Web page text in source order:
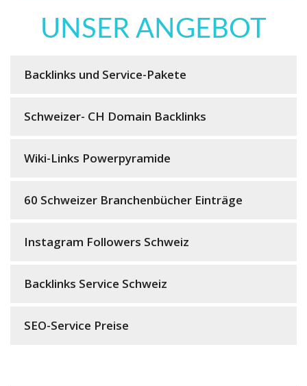
UNSER ANGEBOT
Backlinks und Service-Pakete
Schweizer- CH Domain Backlinks
Wiki-Links Powerpyramide
60 Schweizer Branchenbücher Einträge
Instagram Followers Schweiz
Backlinks Service Schweiz
SEO-Service Preise